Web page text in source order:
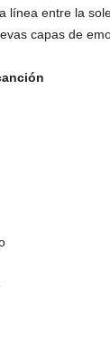
línea entre la
capas de